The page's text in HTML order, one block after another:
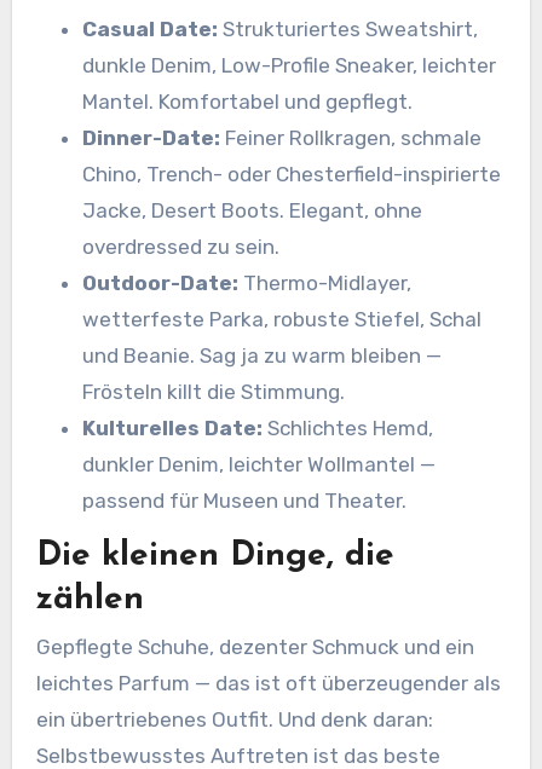
Casual Date: Strukturiertes Sweatshirt,
dunkle Denim, Low-Profile Sneaker, leichter
Mantel. Komfortabel und gepflegt.
Dinner-Date: Feiner Rollkragen, schmale
Chino, Trench- oder Chesterfield-inspirierte
Jacke, Desert Boots. Elegant, ohne
overdressed zu sein.
Outdoor-Date: Thermo-Midlayer,
wetterfeste Parka, robuste Stiefel, Schal
und Beanie. Sag ja zu warm bleiben —
Frösteln killt die Stimmung.
Kulturelles Date: Schlichtes Hemd,
dunkler Denim, leichter Wollmantel —
passend für Museen und Theater.
Die kleinen Dinge, die
zählen
Gepflegte Schuhe, dezenter Schmuck und ein
leichtes Parfum — das ist oft überzeugender als
ein übertriebenes Outfit. Und denk daran:
Selbstbewusstes Auftreten ist das beste